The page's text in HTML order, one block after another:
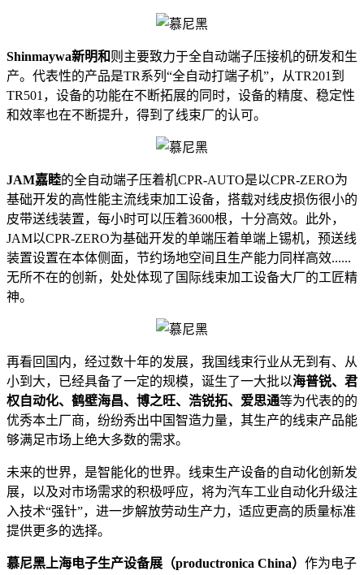
Shinmaywa新明和则主要致力于全自动端子压接机的研发和生
产。代表性的产品是TR系列“全自动打端子机”，从TR201到
TR501，设备的功能在不断拓展的同时，设备的精度、稳定性
和效率也在不断提升，得到了线束厂的认可。
JAM嘉睦的全自动端子压着机CPR-AUTO是以CPR-ZERO为
基础开发的高性能主流线束加工设备，搭载对线皮损伤很小的
皮带送线装置，每小时可以压着3600根，十分高效。此外，
JAM以CPR-ZERO为基础开发的单端压着单端上锡机，预送线
装置设置在本体侧面，节约场地空间且生产能力同样高效......
无所不在的创新，处处体现了国际线束加工设备大厂的工匠精
神。
再看回国内，经过数十年的发展，我国线束行业从无到有、从
小到大，已经具备了一定的规模，诞生了一大批以海普锐、君
权自动化、鹤壁海昌、博之旺、浩锐拓、爱思通等为代表的的
优秀本土厂商，纷纷秀出中国智造力量，其生产的线束产品能
够满足市场上绝大多数的需求。
未来的世界，是智能化的世界。线束生产设备的自动化创新发
展，以及对市场需求的积极呼应，将为汽车工业自动化升级注
入技术“强针”，进一步解放劳动生产力，适应更高的质量标准
提供更多的选择。
慕尼黑上海电子生产设备展（productronica China） 作为电子